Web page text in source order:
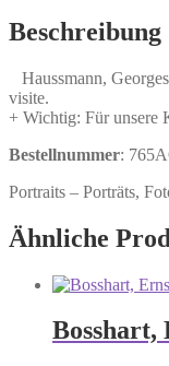
1891):
Französischer
Jurist
und
Präfekt
Paris.
Beschreibung
Haussmann,
visite.
+ Wichtig: Für unsere
Bestellnummer:
Portraits – Porträts,
Ähnliche